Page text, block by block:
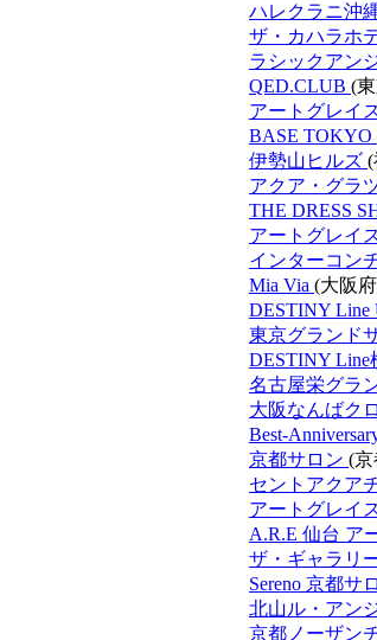
ハレクラニ沖
ザ・カハラホ
ラシックアン
QED.CLUB (
アートグレイ
BASE TOKYO
伊勢山ヒルズ (
アクア・グラ
THE DRESS
アートグレイ
インターコン
Mia Via (大阪
DESTINY Line
東京グランド
DESTINY Line
名古屋栄グラ
大阪なんばク
Best-
京都サロン (
セントアクア
アートグレイ
A.R.E 仙台 ア
ザ・ギャラリ
Sereno 京都サ
北山ル・アン
京都ノーザン